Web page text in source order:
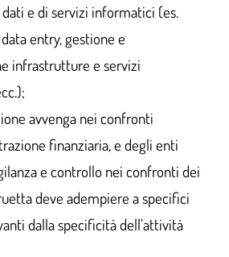
e di servizi informatici (es.
entry, gestione e
infrastrutture e servizi
avvenga nei confronti
finanziaria, e degli enti
e controllo nei confronti dei
deve adempiere a specifici
dalla specificità dell’attività